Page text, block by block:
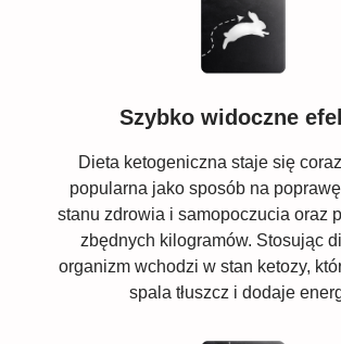
Szybko widoczne
Dieta ketogeniczna staje się
popularna jako sposób na
stanu zdrowia i samopoczucia oraz
zbędnych kilogramów. Stosując
organizm wchodzi w stan ketozy,
spala tłuszcz i dodaje